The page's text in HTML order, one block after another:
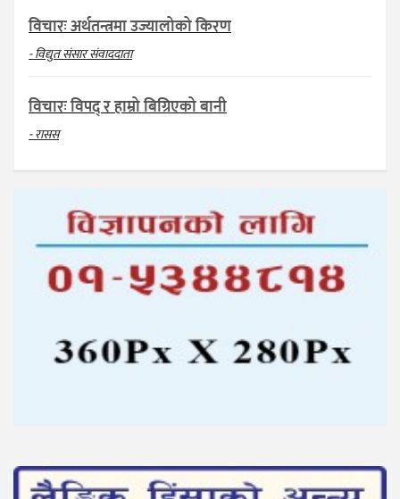
विचारः अर्थतन्त्रमा उज्यालोको किरण
- विद्युत संसार संवाददाता
विचारः विपद् र हाम्रो बिग्रिएको बानी
- रासस